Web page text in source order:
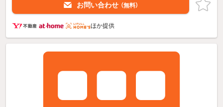
お問い合わせ （無料）
ほか提供